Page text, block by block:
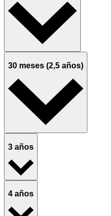
30 meses (2,5 años)
3 años
4 años